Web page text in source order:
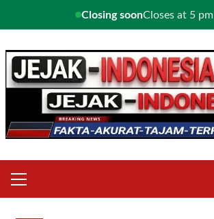
Closing soonCloses at 5 pm
to
content
Menu